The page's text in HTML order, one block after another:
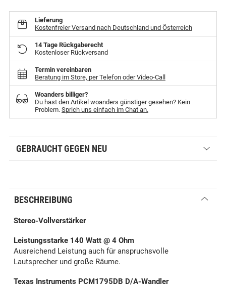
Lieferung
Kostenfreier Versand nach Deutschland und Österreich
14 Tage Rückgaberecht
Kostenloser Rückversand
Termin vereinbaren
Beratung im Store, per Telefon oder Video-Call
Woanders billiger?
Du hast den Artikel woanders günstiger gesehen? Kein
Problem. Sprich uns einfach im Chat an.
GEBRAUCHT GEGEN NEU
BESCHREIBUNG
Stereo-Vollverstärker
Leistungsstarke 140 Watt @ 4 Ohm
Ausreichend Leistung auch für anspruchsvolle
Lautsprecher und große Räume.
Texas Instruments PCM1795DB D/A-Wandler